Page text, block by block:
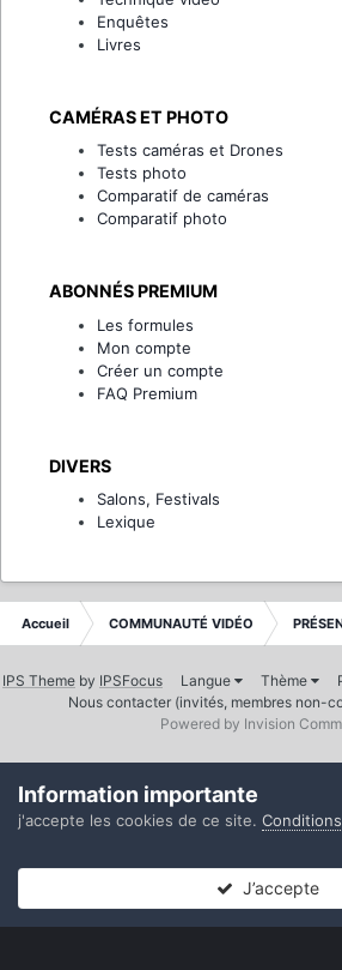
Enquêtes
Livres
CAMÉRAS ET PHOTO
Tests caméras et Drones
Tests photo
Comparatif de caméras
Comparatif photo
ABONNÉS PREMIUM
Les formules
Mon compte
Créer un compte
FAQ Premium
DIVERS
Salons, Festivals
Lexique
Accueil COMMUNAUTÉ VIDÉO
IPS Theme by IPSFocus Langue Thème
Nous contacter (invités, membres non-
Powered by Invision
Information importante
j'accepte les cookies de ce site.
J’accepte